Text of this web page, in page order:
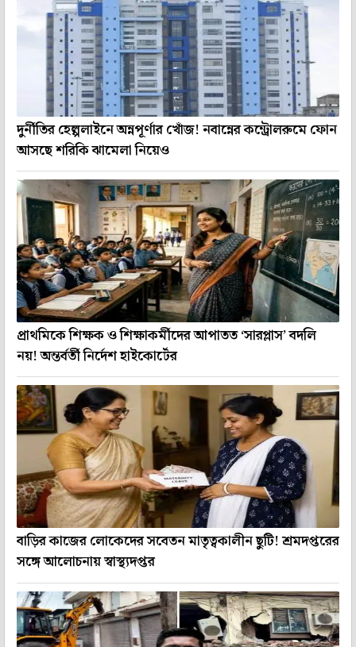
দুর্নীতির হেল্পলাইনে অন্নপূর্ণার খোঁজ! নবান্নের কন্ট্রোলরুমে ফোন
আসছে শরিকি ঝামেলা নিয়েও
প্রাথমিকে শিক্ষক ও শিক্ষাকর্মীদের আপাতত ‘সারপ্লাস’ বদলি
নয়! অন্তর্বর্তী নির্দেশ হাইকোর্টের
বাড়ির কাজের লোকেদের সবেতন মাতৃত্বকালীন ছুটি! শ্রমদপ্তরের
সঙ্গে আলোচনায় স্বাস্থ্যদপ্তর